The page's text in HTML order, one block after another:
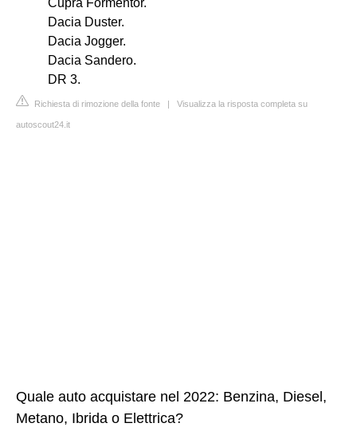
Cupra Formentor.
Dacia Duster.
Dacia Jogger.
Dacia Sandero.
DR 3.
Richiesta di rimozione della fonte | Visualizza la risposta completa su
autoscout24.it
Quale auto acquistare nel 2022: Benzina, Diesel,
Metano, Ibrida o Elettrica?